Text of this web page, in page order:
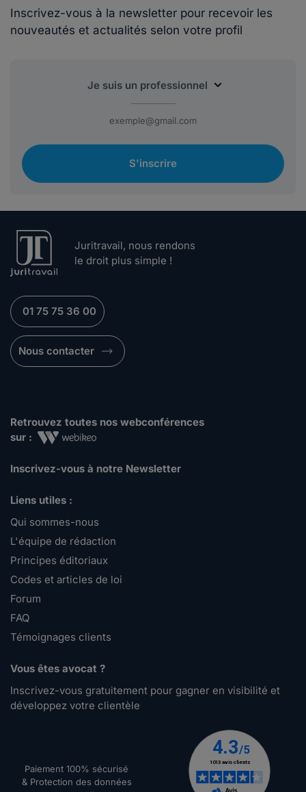
Inscrivez-vous à la newsletter pour recevoir les
nouveautés et actualités selon votre profil
S'inscrire
Juritravail, nous rendons
le droit plus simple !
01 75 75 36 00
Nous contacter
Retrouvez toutes nos webconférences
sur :
Inscrivez-vous à notre Newsletter
Liens utiles :
Qui sommes-nous
L'équipe de rédaction
Principes éditoriaux
Codes et articles de loi
Forum
FAQ
Témoignages clients
Vous êtes avocat ?
Inscrivez-vous gratuitement pour gagner en visibilité et
développez votre clientèle
Paiement 100% sécurisé
& Protection des données